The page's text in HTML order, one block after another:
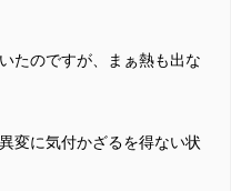
たのですが、まぁ熱も出な
変に気付かざるを得ない状